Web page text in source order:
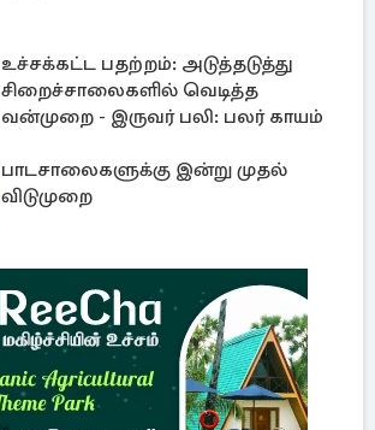
உச்சக்கட்ட பதற்றம்: அடுத்தடுத்து
சிறைச்சாலைகளில் வெடித்த
வன்முறை - இருவர் பலி: பலர் காயம்
பாடசாலைகளுக்கு இன்று முதல்
விடுமுறை